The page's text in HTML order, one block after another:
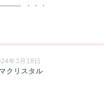
年3月18日
クリスタル